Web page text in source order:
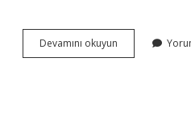
Devamını okuyun
Türk